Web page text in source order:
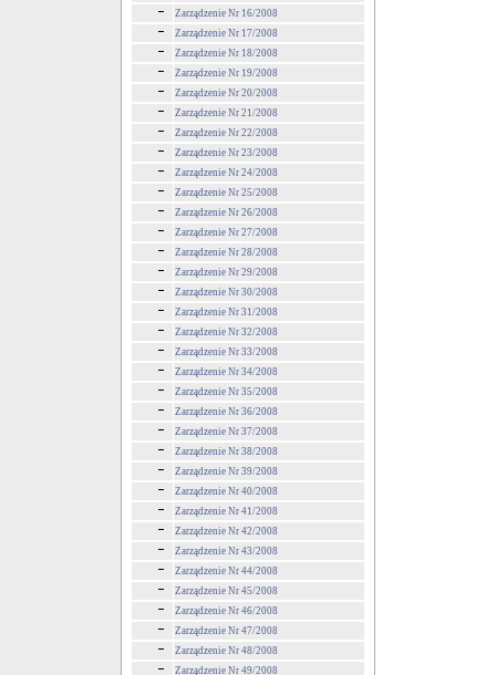
Zarządzenie Nr 16/2008
Zarządzenie Nr 17/2008
Zarządzenie Nr 18/2008
Zarządzenie Nr 19/2008
Zarządzenie Nr 20/2008
Zarządzenie Nr 21/2008
Zarządzenie Nr 22/2008
Zarządzenie Nr 23/2008
Zarządzenie Nr 24/2008
Zarządzenie Nr 25/2008
Zarządzenie Nr 26/2008
Zarządzenie Nr 27/2008
Zarządzenie Nr 28/2008
Zarządzenie Nr 29/2008
Zarządzenie Nr 30/2008
Zarządzenie Nr 31/2008
Zarządzenie Nr 32/2008
Zarządzenie Nr 33/2008
Zarządzenie Nr 34/2008
Zarządzenie Nr 35/2008
Zarządzenie Nr 36/2008
Zarządzenie Nr 37/2008
Zarządzenie Nr 38/2008
Zarządzenie Nr 39/2008
Zarządzenie Nr 40/2008
Zarządzenie Nr 41/2008
Zarządzenie Nr 42/2008
Zarządzenie Nr 43/2008
Zarządzenie Nr 44/2008
Zarządzenie Nr 45/2008
Zarządzenie Nr 46/2008
Zarządzenie Nr 47/2008
Zarządzenie Nr 48/2008
Zarządzenie Nr 49/2008